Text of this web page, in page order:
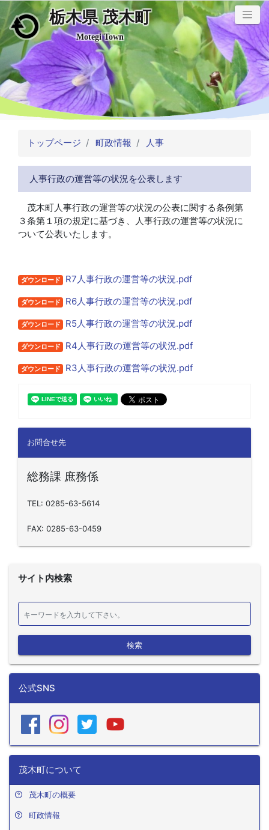
メインコンテンツにスキップ
栃木県 茂木町
Motegi Town
トップページ 町政情報 人事
人事行政の運営等の状況を公表します
茂木町人事行政の運営等の状況の公表に関する条例第
３条第１項の規定に基づき、人事行政の運営等の状況に
ついて公表いたします。
ダウンロード R7人事行政の運営等の状況.pdf
ダウンロード R6人事行政の運営等の状況.pdf
ダウンロード R5人事行政の運営等の状況.pdf
ダウンロード R4人事行政の運営等の状況.pdf
ダウンロード R3人事行政の運営等の状況.pdf
お問合せ先
総務課 庶務係
TEL: 0285-63-5614
FAX: 0285-63-0459
サイト内検索
検索
公式SNS
茂木町について
茂木町の概要
町政情報